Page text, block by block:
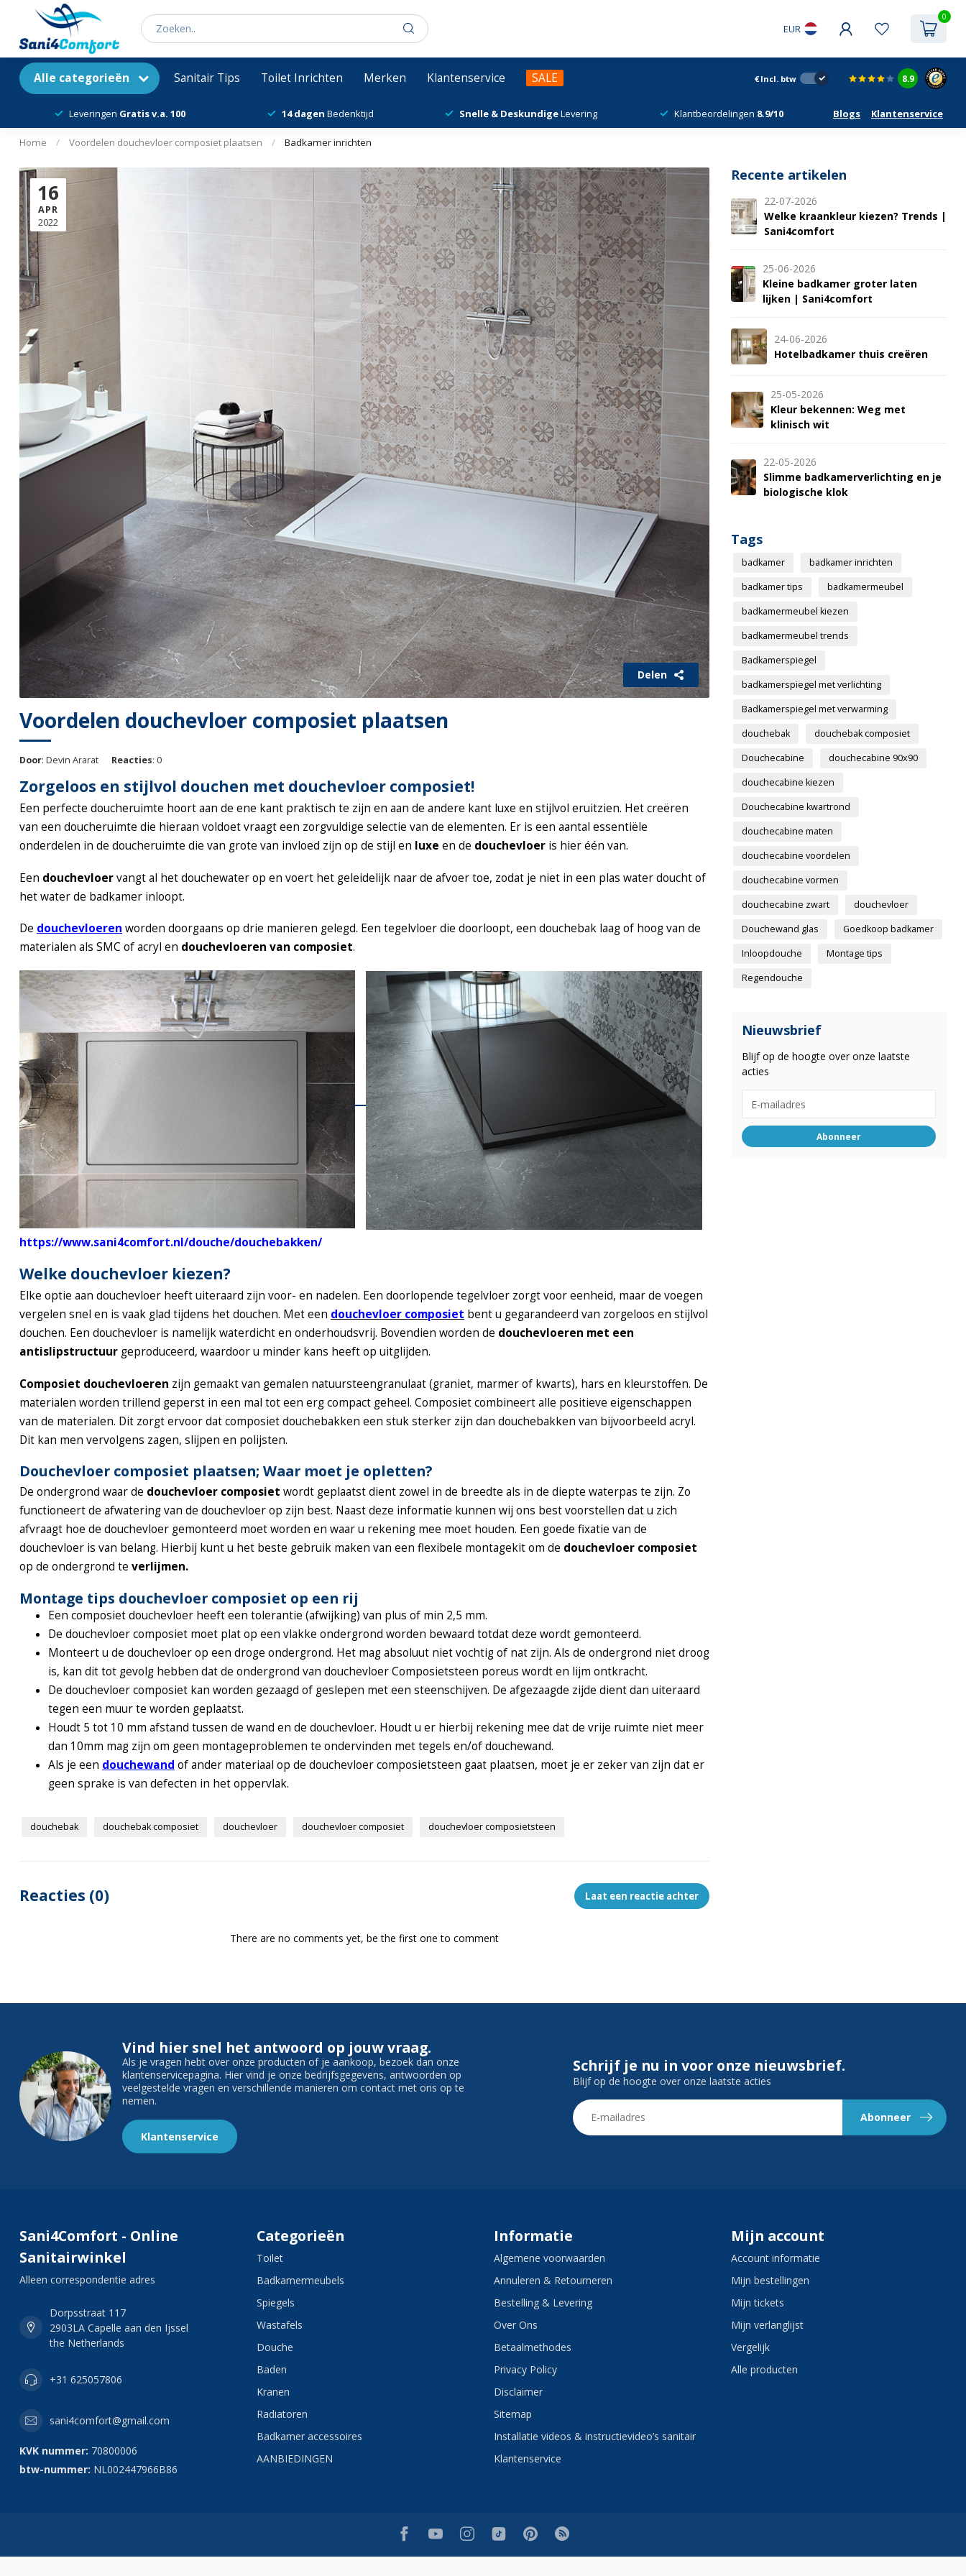
EUR
0
Alle categorieën Sanitair Tips Toilet Inrichten Merken Klantenservice SALE € Incl. btw 8.9
Leveringen Gratis v.a. 100 14 dagen Bedenktijd Snelle & DeskundigeLevering Klantbeordelingen 8.9/10 Blogs Klantenservice
Home / Voordelen douchevloer composiet plaatsen / Badkamer inrichten
16
APR
2022
Delen
Voordelen douchevloer composiet plaatsen
Door: Devin Ararat Reacties: 0
Zorgeloos en stijlvol douchen met douchevloer composiet!
Een perfecte doucheruimte hoort aan de ene kant praktisch te zijn en aan de andere kant luxe en stijlvol eruitzien. Het creëren
van een doucheruimte die hieraan voldoet vraagt een zorgvuldige selectie van de elementen. Er is een aantal essentiële
onderdelen in de doucheruimte die van grote van invloed zijn op de stijl en luxe en de douchevloer is hier één van.
Een douchevloervangt al het douchewater op en voert het geleidelijk naar de afvoer toe, zodat je niet in een plas water doucht of
het water de badkamer inloopt.
De douchevloeren worden doorgaans op drie manieren gelegd. Een tegelvloer die doorloopt, een douchebak laag of hoog van de
materialen als SMC of acryl en douchevloeren van composiet.
https://www.sani4comfort.nl/douche/douchebakken/
Welke douchevloer kiezen?
Elke optie aan douchevloer heeft uiteraard zijn voor- en nadelen. Een doorlopende tegelvloer zorgt voor eenheid, maar de voegen
vergelen snel en is vaak glad tijdens het douchen. Met een douchevloer composiet bent u gegarandeerd van zorgeloos en stijlvol
douchen. Een douchevloer is namelijk waterdicht en onderhoudsvrij. Bovendien worden de douchevloeren met een
antislipstructuur geproduceerd, waardoor u minder kans heeft op uitglijden.
Composiet douchevloeren zijn gemaakt van gemalen natuursteengranulaat (graniet, marmer of kwarts), hars en kleurstoffen. De
materialen worden trillend geperst in een mal tot een erg compact geheel. Composiet combineert alle positieve eigenschappen
van de materialen. Dit zorgt ervoor dat composiet douchebakken een stuk sterker zijn dan douchebakken van bijvoorbeeld acryl.
Dit kan men vervolgens zagen, slijpen en polijsten.
Douchevloer composiet plaatsen; Waar moet je opletten?
De ondergrond waar de douchevloer composiet wordt geplaatst dient zowel in de breedte als in de diepte waterpas te zijn. Zo
functioneert de afwatering van de douchevloer op zijn best. Naast deze informatie kunnen wij ons best voorstellen dat u zich
afvraagt hoe de douchevloer gemonteerd moet worden en waar u rekening mee moet houden. Een goede fixatie van de
douchevloer is van belang. Hierbij kunt u het beste gebruik maken van een flexibele montagekit om de douchevloer composiet
op de ondergrond te verlijmen.
Montage tips douchevloer composiet op een rij
Een composiet douchevloer heeft een tolerantie (afwijking) van plus of min 2,5 mm.
De douchevloer composiet moet plat op een vlakke ondergrond worden bewaard totdat deze wordt gemonteerd.
Monteert u de douchevloer op een droge ondergrond. Het mag absoluut niet vochtig of nat zijn. Als de ondergrond niet droog
is, kan dit tot gevolg hebben dat de ondergrond van douchevloer Composietsteen poreus wordt en lijm ontkracht.
De douchevloer composiet kan worden gezaagd of geslepen met een steenschijven. De afgezaagde zijde dient dan uiteraard
tegen een muur te worden geplaatst.
Houdt 5 tot 10 mm afstand tussen de wand en de douchevloer. Houdt u er hierbij rekening mee dat de vrije ruimte niet meer
dan 10mm mag zijn om geen montageproblemen te ondervinden met tegels en/of douchewand.
Als je een douchewand of ander materiaal op de douchevloer composietsteen gaat plaatsen, moet je er zeker van zijn dat er
geen sprake is van defecten in het oppervlak.
douchebak douchebak composiet douchevloer douchevloer composiet douchevloer composietsteen
Reacties (0) Laat een reactie achter
There are no comments yet, be the first one to comment
Recente artikelen
22-07-2026
Welke kraankleur kiezen? Trends |
Sani4comfort
25-06-2026
Kleine badkamer groter laten
lijken | Sani4comfort
24-06-2026
Hotelbadkamer thuis creëren
25-05-2026
Kleur bekennen: Weg met
klinisch wit
22-05-2026
Slimme badkamerverlichting en je
biologische klok
Tags
badkamer
badkamer inrichten
badkamer tips
badkamermeubel
badkamermeubel kiezen
badkamermeubel trends
Badkamerspiegel
badkamerspiegel met verlichting
Badkamerspiegel met verwarming
douchebak
douchebak composiet
Douchecabine
douchecabine 90x90
douchecabine kiezen
Douchecabine kwartrond
douchecabine maten
douchecabine voordelen
douchecabine vormen
douchecabine zwart
douchevloer
Douchewand glas
Goedkoop badkamer
Inloopdouche
Montage tips
Regendouche
Nieuwsbrief
Blijf op de hoogte over onze laatste
acties
Abonneer
Vind hier snel het antwoord op jouw vraag.
Als je vragen hebt over onze producten of je aankoop, bezoek dan onze
klantenservicepagina. Hier vind je onze bedrijfsgegevens, antwoorden op
veelgestelde vragen en verschillende manieren om contact met ons op te
nemen.
Klantenservice
Schrijf je nu in voor onze nieuwsbrief.
Blijf op de hoogte over onze laatste acties
Abonneer
Sani4Comfort - Online
Sanitairwinkel
Alleen correspondentie adres
Dorpsstraat 117
2903LA Capelle aan den Ijssel
the Netherlands
+31 625057806
sani4comfort@gmail.com
KVK nummer: 70800006
btw-nummer: NL002447966B86
Categorieën
Toilet
Badkamermeubels
Spiegels
Wastafels
Douche
Baden
Kranen
Radiatoren
Badkamer accessoires
AANBIEDINGEN
Informatie
Algemene voorwaarden
Annuleren & Retourneren
Bestelling & Levering
Over Ons
Betaalmethodes
Privacy Policy
Disclaimer
Sitemap
Installatie videos & instructievideo’s sanitair
Klantenservice
Mijn account
Account informatie
Mijn bestellingen
Mijn tickets
Mijn verlanglijst
Vergelijk
Alle producten